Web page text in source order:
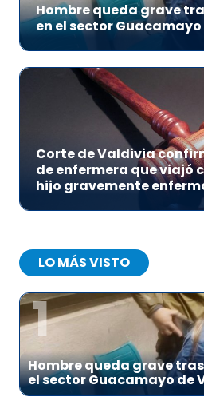
Hombre queda grave
en el sector
Corte de Valdivia
de enfermera que viajó
hijo gravemente
LO MÁS VISTO
1
Hombre queda grave
el sector Guacamayo de